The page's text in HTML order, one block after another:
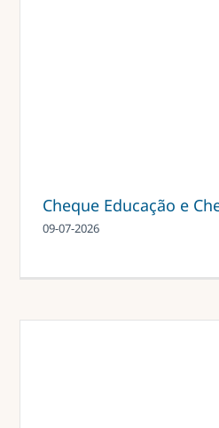
Cheque Educação e
09-07-2026